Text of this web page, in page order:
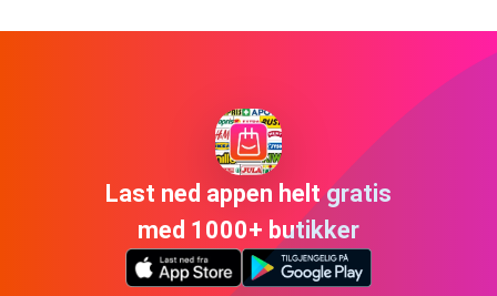
Last ned appen helt gratis
med 1000+ butikker